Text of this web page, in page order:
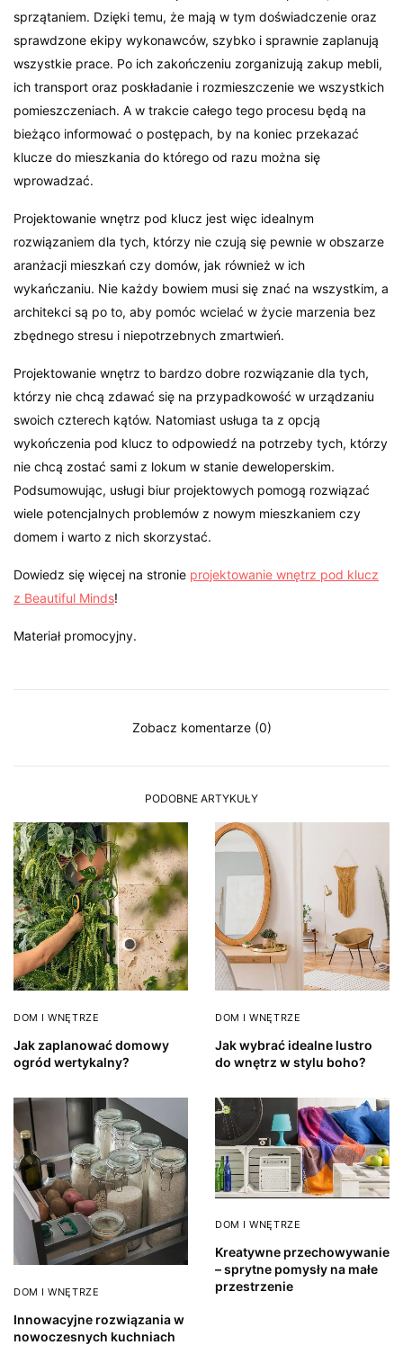
sprzątaniem. Dzięki temu, że mają w tym doświadczenie oraz
sprawdzone ekipy wykonawców, szybko i sprawnie zaplanują
wszystkie prace. Po ich zakończeniu zorganizują zakup mebli,
ich transport oraz poskładanie i rozmieszczenie we wszystkich
pomieszczeniach. A w trakcie całego tego procesu będą na
bieżąco informować o postępach, by na koniec przekazać
klucze do mieszkania do którego od razu można się
wprowadzać.
Projektowanie wnętrz pod klucz jest więc idealnym
rozwiązaniem dla tych, którzy nie czują się pewnie w obszarze
aranżacji mieszkań czy domów, jak również w ich
wykańczaniu. Nie każdy bowiem musi się znać na wszystkim, a
architekci są po to, aby pomóc wcielać w życie marzenia bez
zbędnego stresu i niepotrzebnych zmartwień.
Projektowanie wnętrz to bardzo dobre rozwiązanie dla tych,
którzy nie chcą zdawać się na przypadkowość w urządzaniu
swoich czterech kątów. Natomiast usługa ta z opcją
wykończenia pod klucz to odpowiedź na potrzeby tych, którzy
nie chcą zostać sami z lokum w stanie deweloperskim.
Podsumowując, usługi biur projektowych pomogą rozwiązać
wiele potencjalnych problemów z nowym mieszkaniem czy
domem i warto z nich skorzystać.
Dowiedz się więcej na stronie projektowanie wnętrz pod klucz
z Beautiful Minds!
Materiał promocyjny.
Zobacz komentarze (0)
PODOBNE ARTYKUŁY
DOM I WNĘTRZE
Jak zaplanować domowy
ogród wertykalny?
DOM I WNĘTRZE
Jak wybrać idealne lustro
do wnętrz w stylu boho?
DOM I WNĘTRZE
Innowacyjne rozwiązania w
nowoczesnych kuchniach
DOM I WNĘTRZE
Kreatywne przechowywanie
– sprytne pomysły na małe
przestrzenie